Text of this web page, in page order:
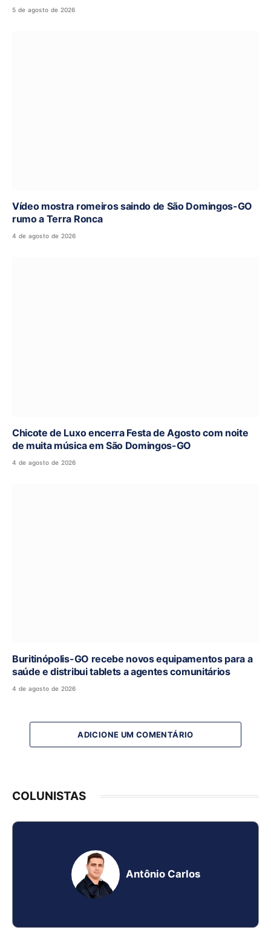
5 de agosto de 2026
Vídeo mostra romeiros saindo de São Domingos-GO
rumo a Terra Ronca
4 de agosto de 2026
Chicote de Luxo encerra Festa de Agosto com noite
de muita música em São Domingos-GO
4 de agosto de 2026
Buritinópolis-GO recebe novos equipamentos para a
saúde e distribui tablets a agentes comunitários
4 de agosto de 2026
ADICIONE UM COMENTÁRIO
COLUNISTAS
Antônio Carlos